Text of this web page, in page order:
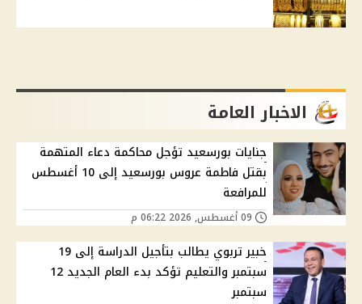
الاخبار العامة
جنايات بورسعيد تؤجل محاكمة دعاء المتهمة
بقتل فاطمة عروس بورسعيد إلى 10 أغسطس
للمرافعة
خبير تربوي يطالب بتأجيل الدراسة إلى 19
سبتمبر والتعليم تؤكد بدء العام الجديد 12
سبتمبر